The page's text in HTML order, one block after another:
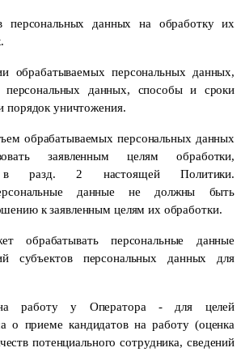
персональных данных на обработку их
обрабатываемых персональных данных,
персональных данных, способы и сроки
порядок уничтожения.
обрабатываемых персональных данных
заявленным целям обработки,
в разд. 2 настоящей Политики.
данные не должны быть
к заявленным целям их обработки.
обрабатывать персональные данные
субъектов персональных данных для
работу у Оператора - для целей
о приеме кандидатов на работу (оценка
потенциального сотрудника, сведений